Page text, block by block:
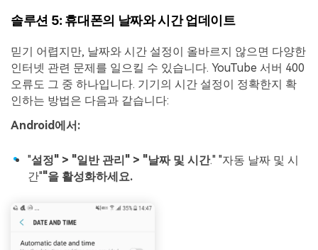
솔루션 5: 휴대폰의 날짜와 시간 업데이트
믿기 어렵지만, 날짜와 시간 설정이 올바르지 않으면 다양한
인터넷 관련 문제를 일으킬 수 있습니다. YouTube 서버 400
오류도 그 중 하나입니다. 기기의 시간 설정이 정확한지 확
인하는 방법은 다음과 같습니다:
Android에서:
"설정" > "일반 관리" > "날짜 및 시간." "자동 날짜 및 시
간""을 활성화하세요.